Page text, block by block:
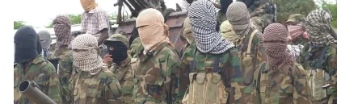
Dokter Hussam Abu Safiya Alami Patah Tulang Rusuk Akibat
Penyiksaan Berat di Penjara 'Israel'